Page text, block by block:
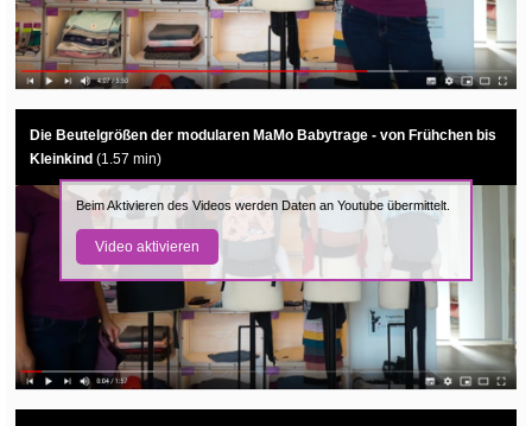
Die Beutelgrößen der modularen MaMo Babytrage - von Frühchen bis
Kleinkind (1.57 min)
Beim Aktivieren des Videos werden Daten an Youtube übermittelt.
Video aktivieren